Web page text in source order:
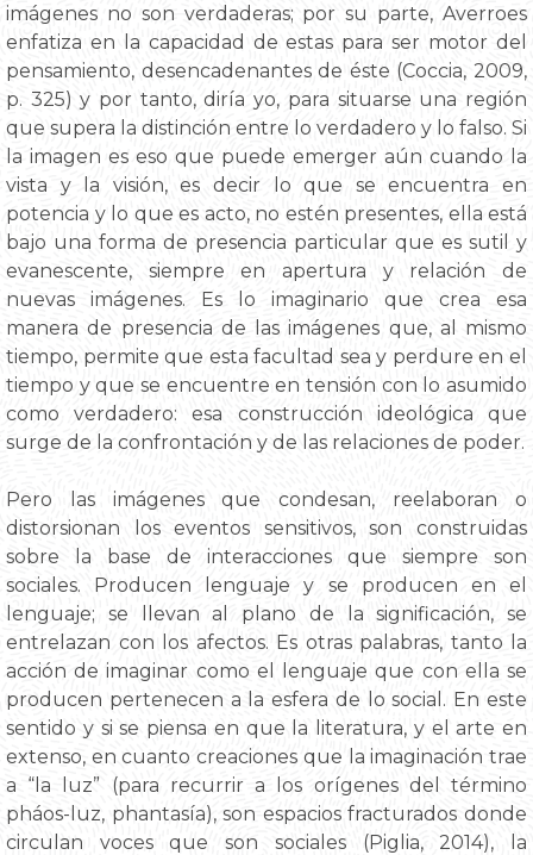
imágenes no son verdaderas; por su parte, Averroes
enfatiza en la capacidad de estas para ser motor del
pensamiento, desencadenantes de éste (Coccia, 2009,
p. 325) y por tanto, diría yo, para situarse una región
que supera la distinción entre lo verdadero y lo falso. Si
la imagen es eso que puede emerger aún cuando la
vista y la visión, es decir lo que se encuentra en
potencia y lo que es acto, no estén presentes, ella está
bajo una forma de presencia particular que es sutil y
evanescente, siempre en apertura y relación de
nuevas imágenes. Es lo imaginario que crea esa
manera de presencia de las imágenes que, al mismo
tiempo, permite que esta facultad sea y perdure en el
tiempo y que se encuentre en tensión con lo asumido
como verdadero: esa construcción ideológica que
surge de la confrontación y de las relaciones de poder.
Pero las imágenes que condesan, reelaboran o
distorsionan los eventos sensitivos, son construidas
sobre la base de interacciones que siempre son
sociales. Producen lenguaje y se producen en el
lenguaje; se llevan al plano de la significación, se
entrelazan con los afectos. Es otras palabras, tanto la
acción de imaginar como el lenguaje que con ella se
producen pertenecen a la esfera de lo social. En este
sentido y si se piensa en que la literatura, y el arte en
extenso, en cuanto creaciones que la imaginación trae
a “la luz” (para recurrir a los orígenes del término
pháos-luz, phantasía), son espacios fracturados donde
circulan voces que son sociales (Piglia, 2014), la